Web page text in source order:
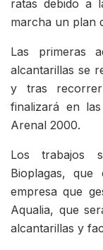
ratas debido a
marcha un plan
Las primeras
alcantarillas se
y tras
finalizará en
Arenal 2000.
Los trabajos
Bioplagas,
empresa que
Aqualia, que
alcantarillas y